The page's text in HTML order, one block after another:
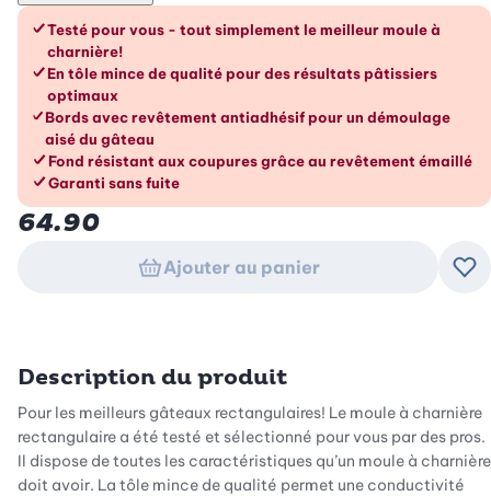
Les avantages en un coup d’œil
Testé pour vous - tout simplement le meilleur moule à
charnière!
En tôle mince de qualité pour des résultats pâtissiers
optimaux
Bords avec revêtement antiadhésif pour un démoulage
aisé du gâteau
Fond résistant aux coupures grâce au revêtement émaillé
Garanti sans fuite
64.90
Ajouter au panier
Description du produit
Pour les meilleurs gâteaux rectangulaires! Le moule à charnière
rectangulaire a été testé et sélectionné pour vous par des pros.
Il dispose de toutes les caractéristiques qu’un moule à charnière
doit avoir. La tôle mince de qualité permet une conductivité